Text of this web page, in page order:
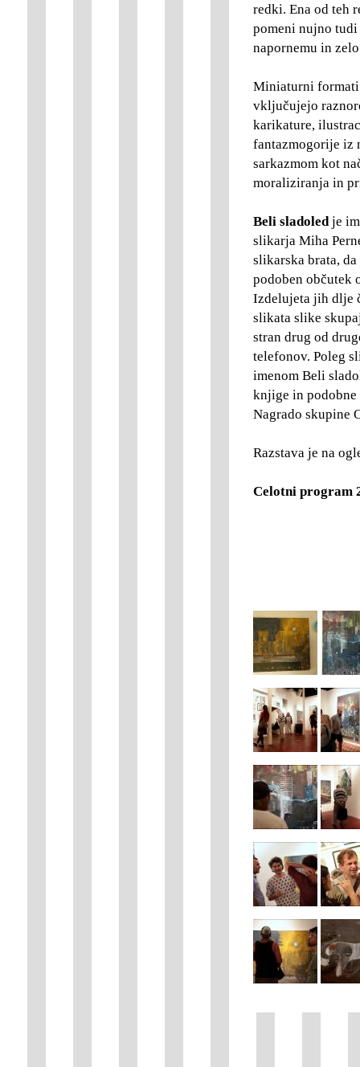
redki. Ena od teh
pomeni nujno
napornemu in
Miniaturni formati
vključujejo
karikature,
fantazmogorije iz
sarkazmom kot
moraliziranja in
Beli sladoled je
slikarja Miha
slikarska brata,
podoben občutek
Izdelujeta jih dlje
slikata slike
stran drug od
telefonov. Poleg
imenom Beli
knjige in podobne
Nagrado skupine
Razstava je na
Celotni program